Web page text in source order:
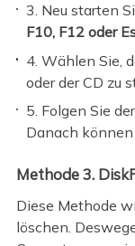
3. Neu starten
F10, F12 oder
4. Wählen Sie,
oder der CD zu
5. Folgen Sie
Danach
Methode 3.
Diese Methode
löschen.